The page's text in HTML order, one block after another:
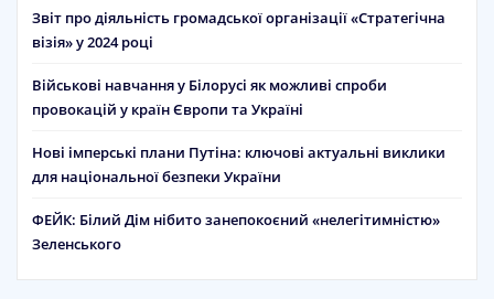
Звіт про діяльність громадської організації «Стратегічна
візія» у 2024 році
Військові навчання у Білорусі як можливі спроби
провокацій у країн Європи та Україні
Нові імперські плани Путіна: ключові актуальні виклики
для національної безпеки України
ФЕЙК: Білий Дім нібито занепокоєний «нелегітимністю»
Зеленського